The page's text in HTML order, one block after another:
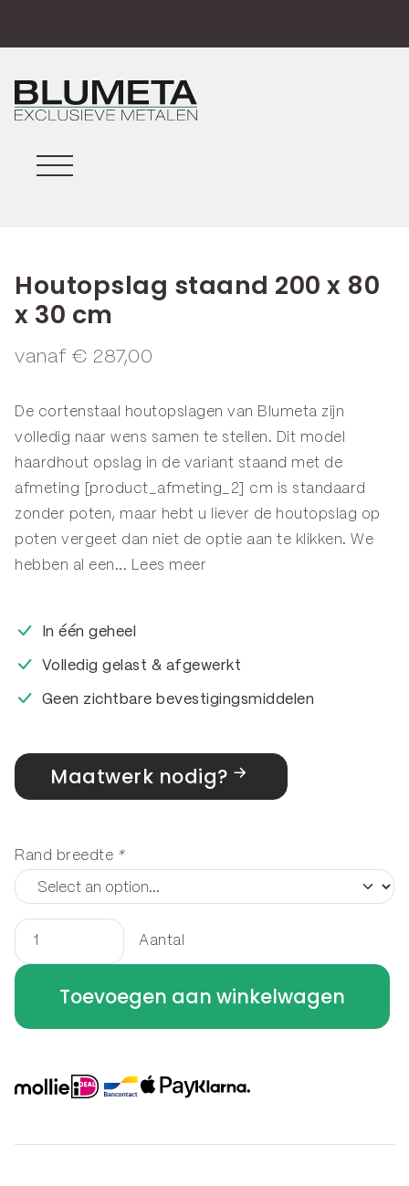
Houtopslag staand 200 x 80
x 30 cm
vanaf € 287,00
De cortenstaal houtopslagen van Blumeta zijn
volledig naar wens samen te stellen. Dit model
haardhout opslag in de variant staand met de
afmeting [product_afmeting_2] cm is standaard
zonder poten, maar hebt u liever de houtopslag op
poten vergeet dan niet de optie aan te klikken. We
hebben al een... Lees meer
In één geheel
Volledig gelast & afgewerkt
Geen zichtbare bevestigingsmiddelen
Maatwerk nodig?
Rand breedte *
Houtopslag
staand
x
x
Aantal
Toevoegen aan winkelwagen